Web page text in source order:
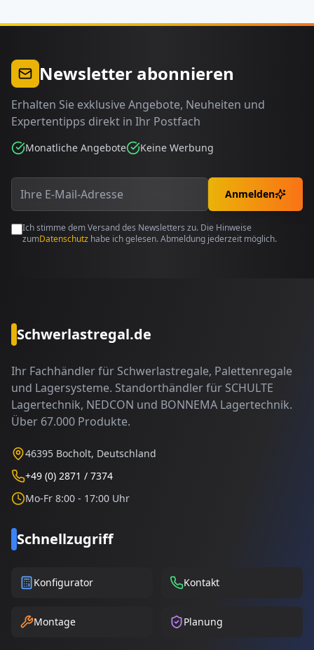
Newsletter abonnieren
Erhalten Sie exklusive Angebote, Neuheiten und
Expertentipps direkt in Ihr Postfach
Monatliche Angebote Keine Werbung
Anmelden
Ich stimme dem Versand des Newsletters zu. Die Hinweise
zumDatenschutz habe ich gelesen. Abmeldung jederzeit möglich.
Schwerlastregal.de
Ihr Fachhändler für Schwerlastregale, Palettenregale
und Lagersysteme. Standorthändler für SCHULTE
Lagertechnik, NEDCON und BONNEMA Lagertechnik.
Über 67.000 Produkte.
46395 Bocholt, Deutschland
+49 (0) 2871 / 7374
Mo-Fr 8:00 - 17:00 Uhr
Schnellzugriff
Konfigurator Kontakt
Montage Planung